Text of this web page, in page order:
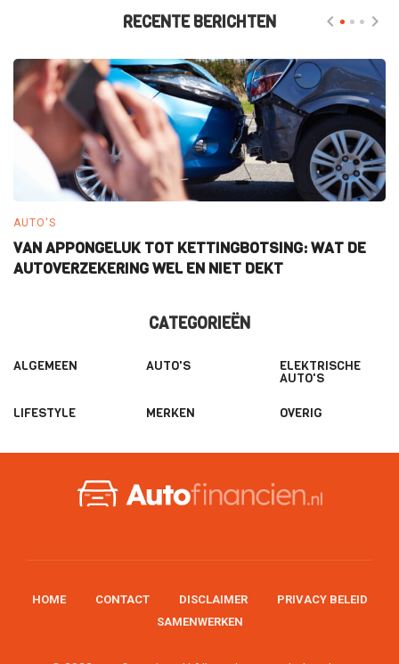
RECENTE BERICHTEN
AUTO'S
VAN APPONGELUK TOT KETTINGBOTSING: WAT DE
AUTOVERZEKERING WEL EN NIET DEKT
CATEGORIEËN
ALGEMEEN AUTO'S ELEKTRISCHE
AUTO'S
LIFESTYLE MERKEN OVERIG
HOME CONTACT DISCLAIMER
PRIVACY BELEID
SAMENWERKEN